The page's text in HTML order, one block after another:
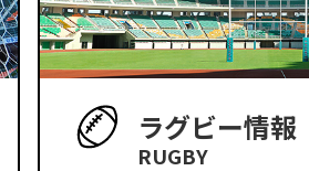
ラグビー情報
RUGBY